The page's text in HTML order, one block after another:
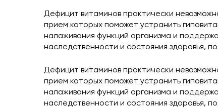
Дефицит витаминов практически
прием которых поможет устранить
налаживания функций организма и
наследственности и состояния здоровья,
Дефицит витаминов практически
прием которых поможет устранить
налаживания функций организма и
наследственности и состояния здоровья,